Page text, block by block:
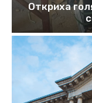
Откриха